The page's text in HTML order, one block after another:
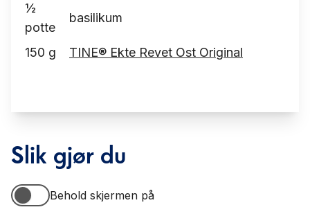
½
potte
basilikum
150 g TINE® Ekte Revet Ost Original
Slik gjør du
Behold skjermen på
Behold skjermen på